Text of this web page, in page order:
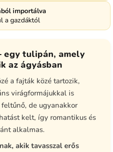
importálva
a gazdáktól
egy tulipán, amely
az ágyásban
a fajták közé tartozik,
virágformájukkal is
de ugyanakkor
kelt, így romantikus és
alkalmas.
akik tavasszal erős